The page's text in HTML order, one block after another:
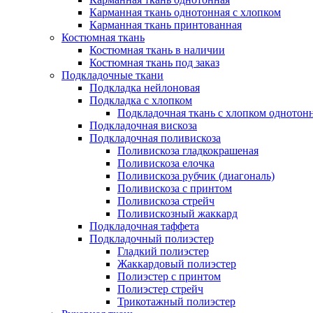
Карманная ткань однотонная с хлопком
Карманная ткань принтованная
Костюмная ткань
Костюмная ткань в наличии
Костюмная ткань под заказ
Подкладочные ткани
Подкладка нейлоновая
Подкладка с хлопком
Подкладочная ткань с хлопком
Подкладочная вискоза
Подкладочная поливискоза
Поливискоза гладкокрашеная
Поливискоза елочка
Поливискоза рубчик (диагональ)
Поливискоза с принтом
Поливискоза стрейч
Поливискозный жаккард
Подкладочная таффета
Подкладочный полиэстер
Гладкий полиэстер
Жаккардовый полиэстер
Полиэстер с принтом
Полиэстер стрейч
Трикотажный полиэстер